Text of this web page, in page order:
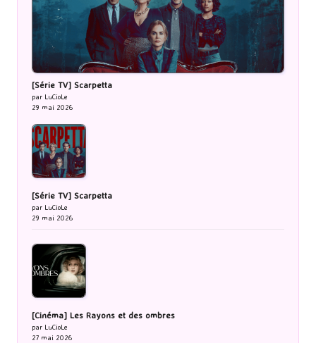
[Série TV] Scarpetta
par LuCioLe
29 mai 2026
[Série TV] Scarpetta
par LuCioLe
29 mai 2026
[Cinéma] Les Rayons et des ombres
par LuCioLe
27 mai 2026